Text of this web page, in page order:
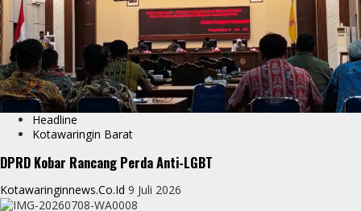
Headline
Kotawaringin Barat
DPRD Kobar Rancang Perda Anti-LGBT
Kotawaringinnews.co.id 9 Juli 2026